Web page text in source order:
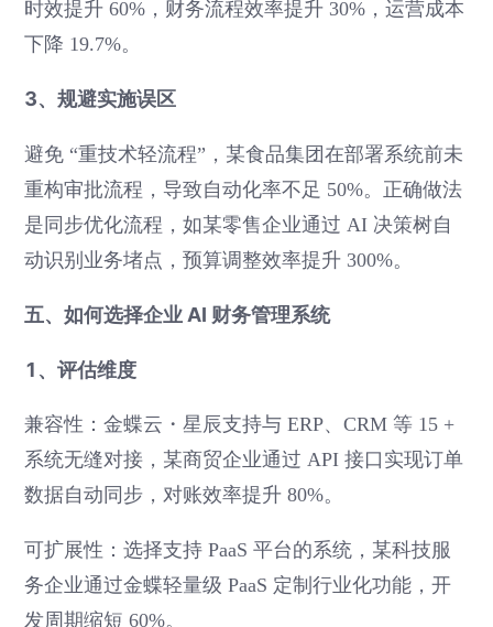
时效提升 60%，财务流程效率提升 30%，运营成本
下降 19.7%。
3、规避实施误区
避免 “重技术轻流程”，某食品集团在部署系统前未
重构审批流程，导致自动化率不足 50%。正确做法
是同步优化流程，如某零售企业通过 AI 决策树自
动识别业务堵点，预算调整效率提升 300%。
五、如何选择企业 AI 财务管理系统
1、评估维度
兼容性：金蝶云・星辰支持与 ERP、CRM 等 15 +
系统无缝对接，某商贸企业通过 API 接口实现订单
数据自动同步，对账效率提升 80%。
可扩展性：选择支持 PaaS 平台的系统，某科技服
务企业通过金蝶轻量级 PaaS 定制行业化功能，开
发周期缩短 60%。